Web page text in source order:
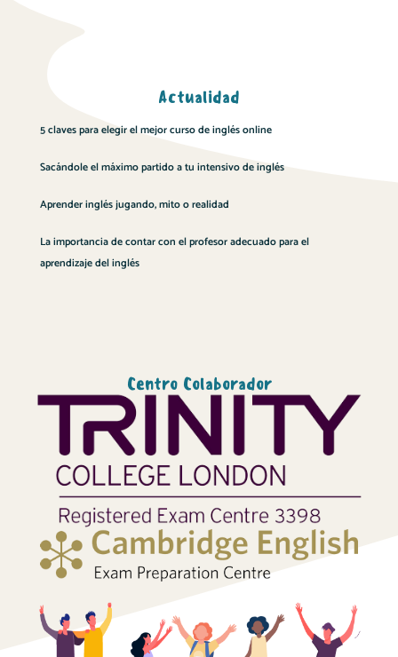
Actualidad
5 claves para elegir el mejor curso de inglés online
Sacándole el máximo partido a tu intensivo de inglés
Aprender inglés jugando, mito o realidad
La importancia de contar con el profesor adecuado para el
aprendizaje del inglés
Centro Colaborador